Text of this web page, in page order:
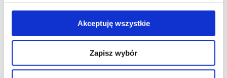
Akceptuję wszystkie
Zapisz wybór
PRZEWODNIK
SŁOWNIK
Wino pite z umiarem daje nam drugie życie